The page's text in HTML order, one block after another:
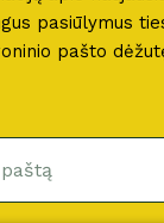
pasiūlymus
pašto